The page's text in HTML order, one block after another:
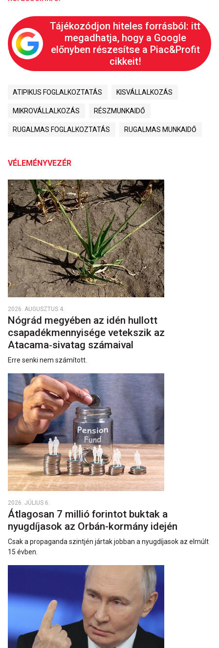
Tájékozódjon hiteles forrásból: itt
megadhatja, hogy a Google
előnyben részesítse a Piac&Profit
cikkeit!
ATIPIKUS FOGLALKOZTATÁS KISVÁLLALKOZÁS
MIKROVÁLLALKOZÁS RÉSZMUNKAIDŐ
RUGALMAS FOGLALKOZTATÁS RUGALMAS MUNKAIDŐ
VÉLEMÉNYVEZÉR
2026. AUGUSZTUS 4.
Nógrád megyében az idén hullott
csapadékmennyisége vetekszik az
Atacama‑sivatag számaival
Erre senki nem számított.
2026. JÚLIUS 6.
Átlagosan 7 millió forintot buktak a
nyugdíjasok az Orbán-kormány idején
Csak a propaganda szintjén jártak jobban a nyugdíjasok az elmúlt
15 évben.